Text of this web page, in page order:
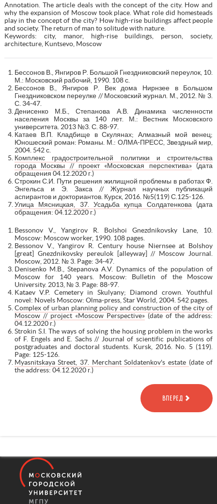
Annotation. The article deals with the concept of the city. How and
why the expansion of Moscow took place. What role did homesteads
play in the concept of the city? How high-rise buildings affect people
and society. The return of man to solitude with nature.
Keywords: city, manor, high-rise buildings, person, society,
architecture, Kuntsevo, Moscow
Бессонов В., Янгиров Р. Большой Гнездниковский переулок, 10.
М.: Московский рабочий, 1990. 108 с.
Бессонов В., Янгиров Р. Век дома Нирнзее в Большом
Гнездниковском переулке // Московский журнал. М., 2012. № 3.
С. 34-47.
Денисенко М.Б., Степанова А.В. Динамика численности
населения Москвы за 140 лет. М.: Вестник Московского
университета. 2013 №3. С. 88-97.
Катаев В.П. Кладбище в Скулянах; Алмазный мой венец;
Юношеский роман: Романы. М.: ОЛМА-ПРЕСС, Звездный мир,
2004. 542 с.
Комплекс градостроительной политики и строительства
города Москвы // проект «Московская перспектива»(дата
обращения 04.12.2020 г.)
Строкин С.И. Пути решения жилищной проблемы в работах Ф.
Энгельса и Э. Закса // Журнал научных публикаций
аспирантов и докториантов. Курск, 2016. №5(119) С.125-126.
Улица Мясницкая, 37. Усадьба купца Солдатенкова (дата
обращения: 04.12.2020 г.)
Bessonov V., Yangirov R. Bolshoi Gnezdnikovsky Lane, 10.
Moscow: Moscow worker, 1990. 108 pages.
Bessonov V., Yangirov R. Century house Niernsee at Bolshoy
[great] Gnezdnikovsky pereulok [alleyway] // Moscow Journal.
Moscow, 2012. № 3. Page: 34-47.
Denisenko M.B., Stepanova A.V. Dynamics of the population of
Moscow for 140 years. Moscow: Bulletin of the Moscow
University. 2013, № 3. Page: 88-97.
Kataev V.P. Cemetery in Skulyany; Diamond crown. Youthful
novel: Novels Moscow: Olma-press, Star World, 2004. 542 pages.
Complex of urban planning policy and construction of the city of
Moscow // project «Moscow Perspective» (date of the address:
04.12.2020 г.)
Strokin S.I. The ways of solving the housing problem in the works
of F. Engels and E. Sachs // Journal of scientific publications of
postgraduates and doctoral students. Kursk, 2016. No. 5 (119).
Page: 125-126.
Myasnitskaya Street, 37. Merchant Soldatenkov's estate (date of
the address: 04.12.2020 г.)
ВПЕРЕД